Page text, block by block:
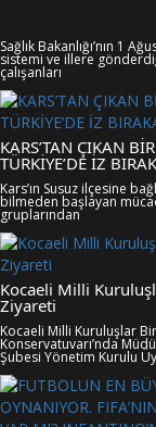
Sağlık Bakanlığı’nın 1
sistemi ve illere
çalışanları
KARS’TAN ÇIKAN
TÜRKİYE’DE İZ
Kars’ın Susuz ilçesine
bilmeden başlayan
gruplarından
Kocaeli Milli
Ziyareti
Kocaeli Milli Kuruluşlar
Konservatuvarı’nda
Şubesi Yönetim Kurulu